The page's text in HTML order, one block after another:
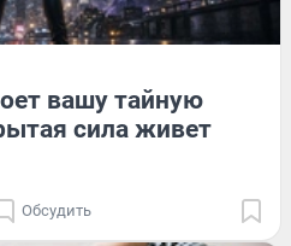
вашу тайную
сила живет
Обсудить